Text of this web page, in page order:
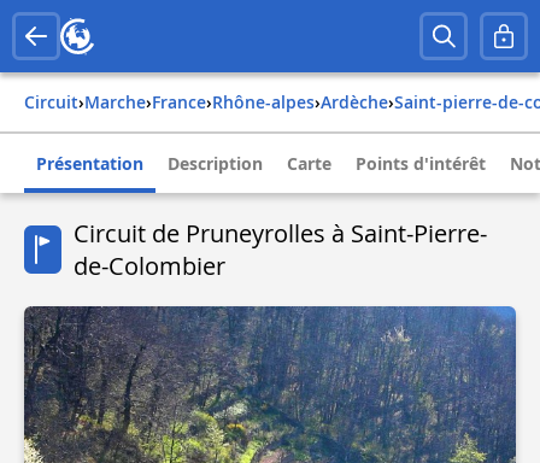
Circuit› Marche› france› rhône-alpes› ardèche› saint-pierre-de-
Présentation Description Carte Points d'intérêt
Circuit de Pruneyrolles à Saint-Pierre-
de-Colombier